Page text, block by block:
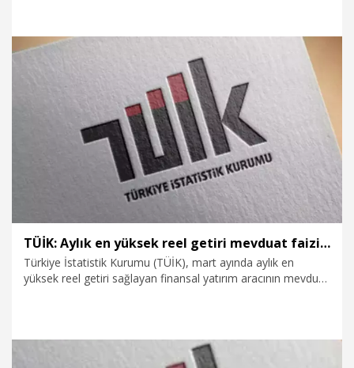
Ekonomi
TÜİK: Aylık en yüksek reel getiri mevduat faizinde oldu
Türkiye İstatistik Kurumu (TÜİK), mart ayında aylık en
yüksek reel getiri sağlayan finansal yatırım aracının mevduat